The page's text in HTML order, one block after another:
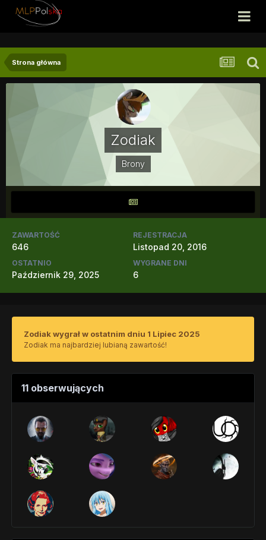
Strona główna
Zodiak
Brony
ZAWARTOŚĆ
646
REJESTRACJA
Listopad 20, 2016
OSTATNIO
Październik 29, 2025
WYGRANE DNI
6
Zodiak wygrał w ostatnim dniu 1 Lipiec 2025
Zodiak ma najbardziej lubianą zawartość!
11 obserwujących